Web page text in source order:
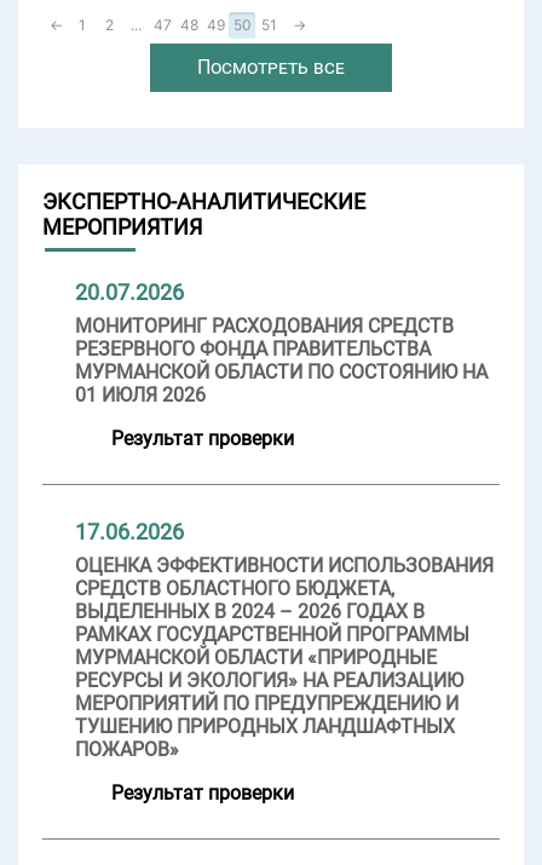
← 1 2 ... 47 48 49 50 51 →
Посмотреть все
ЭКСПЕРТНО-АНАЛИТИЧЕСКИЕ
МЕРОПРИЯТИЯ
20.07.2026
МОНИТОРИНГ РАСХОДОВАНИЯ СРЕДСТВ
РЕЗЕРВНОГО ФОНДА ПРАВИТЕЛЬСТВА
МУРМАНСКОЙ ОБЛАСТИ ПО СОСТОЯНИЮ НА
01 ИЮЛЯ 2026
Результат проверки
17.06.2026
ОЦЕНКА ЭФФЕКТИВНОСТИ ИСПОЛЬЗОВАНИЯ
СРЕДСТВ ОБЛАСТНОГО БЮДЖЕТА,
ВЫДЕЛЕННЫХ В 2024 – 2026 ГОДАХ В
РАМКАХ ГОСУДАРСТВЕННОЙ ПРОГРАММЫ
МУРМАНСКОЙ ОБЛАСТИ «ПРИРОДНЫЕ
РЕСУРСЫ И ЭКОЛОГИЯ» НА РЕАЛИЗАЦИЮ
МЕРОПРИЯТИЙ ПО ПРЕДУПРЕЖДЕНИЮ И
ТУШЕНИЮ ПРИРОДНЫХ ЛАНДШАФТНЫХ
ПОЖАРОВ»
Результат проверки